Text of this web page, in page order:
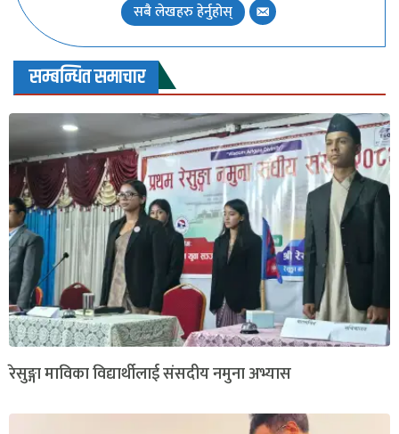
सबै लेखहरु हेर्नुहोस्
सम्बन्धित समाचार
रेसुङ्गा माविका विद्यार्थीलाई संसदीय नमुना अभ्यास